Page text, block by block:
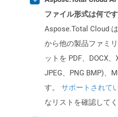
ファイル形式は何で
Aspose.Total Cloud
から他の製品ファミ
ットを PDF、DOCX、
JPEG、PNG BMP)、
す。 サポートされて
なリストを確認してく